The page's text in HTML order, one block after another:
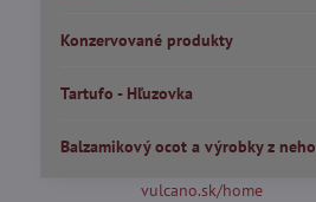
Konzervované produkty
Tartufo - Hľuzovka
Balzamikový ocot a výrobky z neho
vulcano.sk/home